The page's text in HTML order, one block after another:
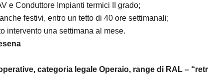
e Conduttore Impianti termici II grado;
festivi, entro un tetto di 40 ore settimanali;
intervento una settimana al mese.
categoria legale Operaio, range di RAL –